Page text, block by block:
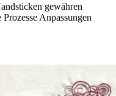
gewähren
Anpassungen